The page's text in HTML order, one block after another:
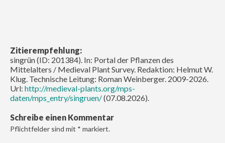
Zitierempfehlung:
singrün (ID: 201384). In: Portal der Pflanzen des
Mittelalters / Medieval Plant Survey. Redaktion: Helmut W.
Klug. Technische Leitung: Roman Weinberger. 2009-2026.
Url: http://medieval-plants.org/mps-
daten/mps_entry/singruen/(07.08.2026).
Schreibe einen Kommentar
Pflichtfelder sind mit * markiert.